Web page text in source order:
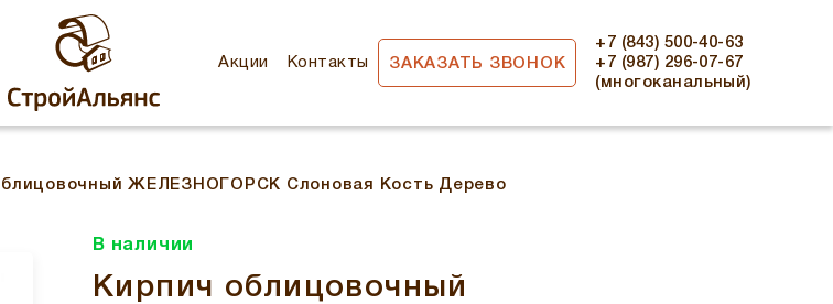
Акции Контакты ЗАКАЗАТЬ ЗВОНОК
+7 (843) 500-40-63
+7 (987) 296-07-67
(многоканальный)
ЖЕЛЕЗНОГОРСК Слоновая Кость Дерево
В наличии
Кирпич облицовочный